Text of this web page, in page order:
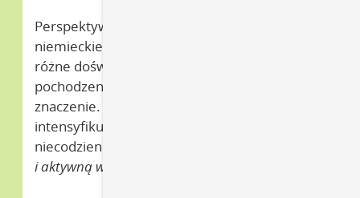
Perspektywy rozwoju tego polsko-
niemieckiego regionu są ukształtowane przez
różne doświadczenia i zapotrzebowania –
pochodzenie przestał
znaczenie. Projekt modelowy
intensyfikuje wachlarz ofert – często dość
niecodziennych, które umacniają
i aktywną współpracę.